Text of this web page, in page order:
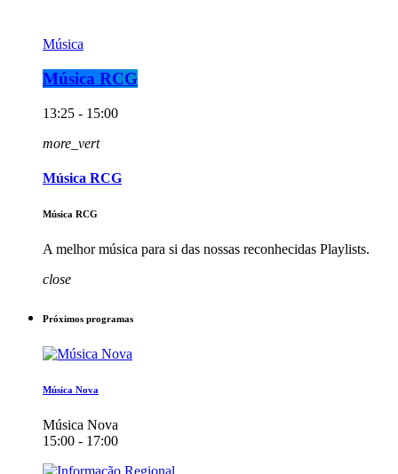
Música
Música RCG
13:25 - 15:00
more_vert
Música RCG
Música RCG
A melhor música para si das nossas reconhecidas Playlists.
close
Próximos programas
Música Nova
Música Nova
15:00 - 17:00